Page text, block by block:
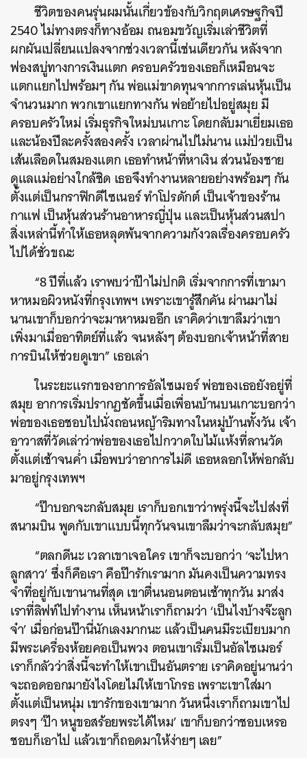
ชีวิตของคนรุ่นผมนั้นเกี่ยวข้องกับวิกฤตเศรษฐกิจปี
2540 ไม่ทางตรงก็ทางอ้อม ถนอมขวัญเริ่มเล่าชีวิตที่
ผกผันเปลี่ยนแปลงจากช่วงเวลานี้เช่นเดียวกัน หลังจาก
ฟองสบู่ทางการเงินแตก ครอบครัวของเธอก็เหมือนจะ
แตกแยกไปพร้อมๆ กัน พ่อแม่ขาดทุนจากการเล่นหุ้นเป็น
จำนวนมาก พวกเขาแยกทางกัน พ่อย้ายไปอยู่สมุย มี
ครอบครัวใหม่ เริ่มธุรกิจใหม่บนเกาะ โดยกลับมาเยี่ยมเธอ
และน้องปีละครั้งสองครั้ง เวลาผ่านไปไม่นาน แม่ป่วยเป็น
เส้นเลือดในสมองแตก เธอทำหน้าที่หาเงิน ส่วนน้องชาย
ดูแลแม่อย่างใกล้ชิด เธอจึงทำงานหลายอย่างพร้อมๆ กัน
ตั้งแต่เป็นกราฟิกดีไซเนอร์ ทำโปรดักต์ เป็นเจ้าของร้าน
กาแฟ เป็นหุ้นส่วนร้านอาหารญี่ปุ่น และเป็นหุ้นส่วนสปา
สิ่งเหล่านี้ทำให้เธอหลุดพ้นจากความกังวลเรื่องครอบครัว
ไปได้ชั่วขณะ
“8 ปีที่แล้ว เราพบว่าป๊าไม่ปกติ เริ่มจากการที่เขามา
หาหมอผิวหนังที่กรุงเทพฯ เพราะเขารู้สึกคัน ผ่านมาไม่
นานเขาก็บอกว่าจะมาหาหมออีก เราคิดว่าเขาลืมว่าเขา
เพิ่งมาเมื่ออาทิตย์ที่แล้ว จนหลังๆ ต้องบอกเจ้าหน้าที่สาย
การบินให้ช่วยดูเขา” เธอเล่า
ในระยะแรกของอาการอัลไซเมอร์ พ่อของเธอยังอยู่ที่
สมุย อาการเริ่มปรากฏชัดขึ้นเมื่อเพื่อนบ้านบนเกาะบอกว่า
พ่อของเธอชอบไปนั่งถอนหญ้าริมทางในหมู่บ้านทั้งวัน เจ้า
อาวาสที่วัดเล่าว่าพ่อของเธอไปกวาดใบไม้แห้งที่ลานวัด
ตั้งแต่เช้าจนค่ำ เมื่อพบว่าอาการไม่ดี เธอหลอกให้พ่อกลับ
มาอยู่กรุงเทพฯ
“ป๊าบอกจะกลับสมุย เราก็บอกเขาว่าพรุ่งนี้จะไปส่งที่
สนามบิน พูดกับเขาแบบนี้ทุกวันจนเขาลืมว่าจะกลับสมุย”
“ตลกดีนะ เวลาเขาเจอใคร เขาก็จะบอกว่า ‘จะไปหา
ลูกสาว’ ซึ่งก็คือเรา คือป๊ารักเรามาก มันคงเป็นความทรง
จำที่อยู่กับเขานานที่สุด เขาตื่นนอนตอนเช้าทุกวัน มาส่ง
เราที่ลิฟท์ไปทำงาน เห็นหน้าเราก็ถามว่า ‘เป็นไงบ้างจ๊ะลูก
จ๋า’ เมื่อก่อนป๊านี่นักเลงมากนะ แล้วเป็นคนมีระเบียบมาก
มีพระเครื่องห้อยคอเป็นพวง ตอนเขาเริ่มเป็นอัลไซเมอร์
เราก็กลัวว่าสิ่งนี้จะทำให้เขาเป็นอันตราย เราคิดอยู่นานว่า
จะถอดออกมายังไงโดยไม่ให้เขาโกรธ เพราะเขาใส่มา
ตั้งแต่เป็นหนุ่ม เขารักของเขามาก วันหนึ่งเราก็ถามเขาไป
ตรงๆ ‘ป๊า หนูขอสร้อยพระได้ไหม’ เขาก็บอกว่าชอบเหรอ
ชอบก็เอาไป แล้วเขาก็ถอดมาให้ง่ายๆ เลย”